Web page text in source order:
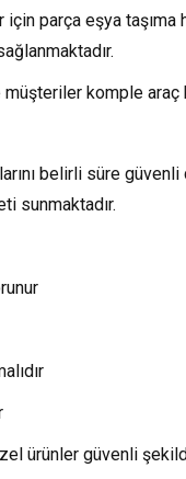
parça eşya
müşteriler komple
belirli süre
sunmaktadır.
ürünler güvenli